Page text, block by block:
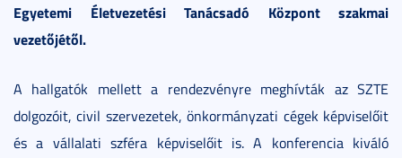
Egyetemi Életvezetési Tanácsadó Központ szakmai
vezetőjétől.
A hallgatók mellett a rendezvényre meghívták az SZTE
dolgozóit, civil szervezetek, önkormányzati cégek képviselőit
és a vállalati szféra képviselőit is. A konferencia kiváló